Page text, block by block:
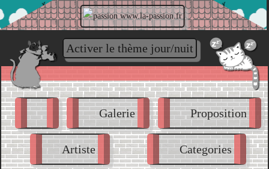
www.la-passion.fr
Activer le thème jour/nuit
Galerie Proposition
Artiste Categories